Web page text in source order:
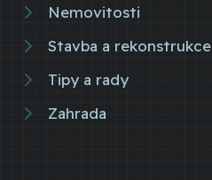
Nemovitosti
Stavba a rekonstrukce
Tipy a rady
Zahrada